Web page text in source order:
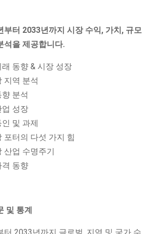
부터 2033년까지 시장 수익, 가치, 규모
석을 제공합니다.
동향 & 시장 성장
지역 분석
분석
업 성장
및 과제
포터의 다섯 가지 힘
산업 수명주기
격 동향
및 통계